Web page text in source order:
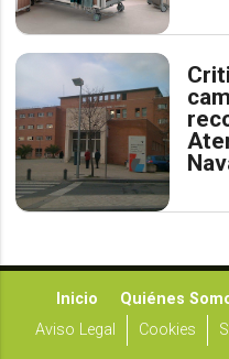
Inicio Quiénes
Aviso Legal
Cookies